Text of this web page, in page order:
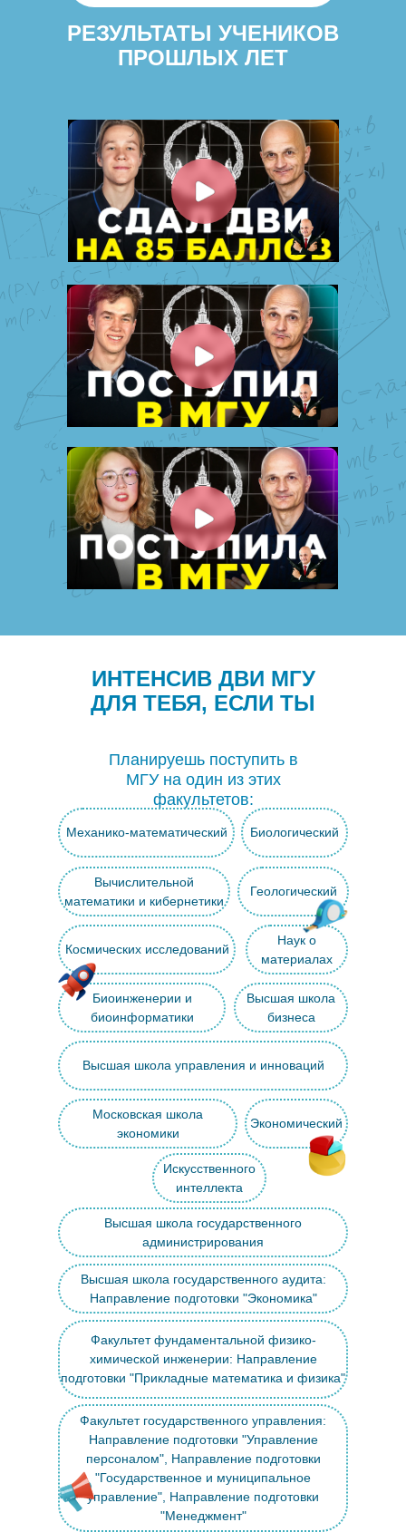
РЕЗУЛЬТАТЫ УЧЕНИКОВ
ПРОШЛЫХ ЛЕТ
ИНТЕНСИВ ДВИ МГУ
ДЛЯ ТЕБЯ, ЕСЛИ ТЫ
Планируешь поступить в
МГУ на один из этих
факультетов:
Механико-математический
Экономический
Биоинженерии и
биоинформатики
Факультет фундаментальной физико-
химической инженерии: Направление
подготовки "Прикладные математика и физика"
Высшая школа государственного
администрирования
Высшая школа государственного аудита:
Направление подготовки "Экономика"
Факультет государственного управления:
Направление подготовки "Управление
персоналом", Направление подготовки
"Государственное и муниципальное
управление", Направление подготовки
"Менеджмент"
Высшая школа
бизнеса
Искусственного
интеллекта
Московская школа
экономики
Высшая школа управления и инноваций
Космических исследований
Вычислительной
математики и кибернетики
Геологический
Наук о
материалах
Биологический